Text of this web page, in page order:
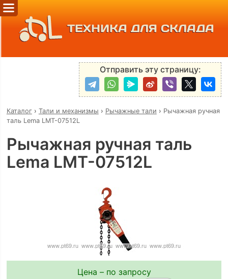
ТЕХНИКА ДЛЯ СКЛАДА
Отправить эту страницу:
Каталог› Тали и механизмы › Рычажные тали › Рычажная ручная
таль Lema LMT-07512L
Рычажная ручная таль
Lema LMT-07512L
Цена – по запросу